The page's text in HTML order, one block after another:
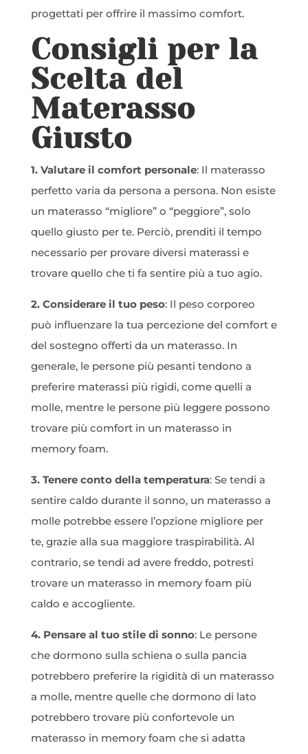
progettati per offrire il massimo comfort.
Consigli per la
Scelta del
Materasso
Giusto
1. Valutare il comfort personale: Il materasso
perfetto varia da persona a persona. Non esiste
un materasso “migliore” o “peggiore”, solo
quello giusto per te. Perciò, prenditi il tempo
necessario per provare diversi materassi e
trovare quello che ti fa sentire più a tuo agio.
2. Considerare il tuo peso: Il peso corporeo
può influenzare la tua percezione del comfort e
del sostegno offerti da un materasso. In
generale, le persone più pesanti tendono a
preferire materassi più rigidi, come quelli a
molle, mentre le persone più leggere possono
trovare più comfort in un materasso in
memory foam.
3. Tenere conto della temperatura: Se tendi a
sentire caldo durante il sonno, un materasso a
molle potrebbe essere l’opzione migliore per
te, grazie alla sua maggiore traspirabilità. Al
contrario, se tendi ad avere freddo, potresti
trovare un materasso in memory foam più
caldo e accogliente.
4. Pensare al tuo stile di sonno: Le persone
che dormono sulla schiena o sulla pancia
potrebbero preferire la rigidità di un materasso
a molle, mentre quelle che dormono di lato
potrebbero trovare più confortevole un
materasso in memory foam che si adatta